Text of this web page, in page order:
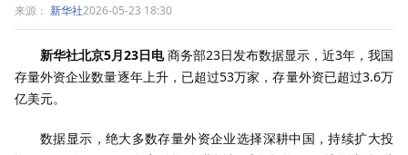
来源： 新华社2026-05-23 18:30
新华社北京5月23日电商务部23日发布数据显示，近3年，我国
存量外资企业数量逐年上升，已超过53万家，存量外资已超过3.6万
亿美元。
数据显示，绝大多数存量外资企业选择深耕中国，持续扩大投